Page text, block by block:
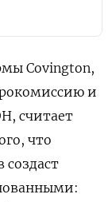
Covington,
и
считает
что
создаст